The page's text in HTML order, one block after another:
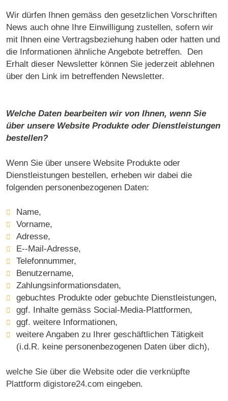
Wir dürfen Ihnen gemäss den gesetzlichen Vorschriften
News auch ohne Ihre Einwilligung zustellen, sofern wir
mit Ihnen eine Vertragsbeziehung haben oder hatten und
die Informationen ähnliche Angebote betreffen. Den
Erhalt dieser Newsletter können Sie jederzeit ablehnen
über den Link im betreffenden Newsletter.
Welche Daten bearbeiten wir von Ihnen, wenn Sie
über unsere Website Produkte oder Dienstleistungen
bestellen?
Wenn Sie über unsere Website Produkte oder
Dienstleistungen bestellen, erheben wir dabei die
folgenden personenbezogenen Daten:
Name,
Vorname,
Adresse,
E--Mail-Adresse,
Telefonnummer,
Benutzername,
Zahlungsinformationsdaten,
gebuchtes Produkte oder gebuchte Dienstleistungen,
ggf. Inhalte gemäss Social-Media-Plattformen,
ggf. weitere Informationen,
weitere Angaben zu Ihrer geschäftlichen Tätigkeit
(i.d.R. keine personenbezogenen Daten über dich),
welche Sie über die Website oder die verknüpfte
Plattform digistore24.com eingeben.